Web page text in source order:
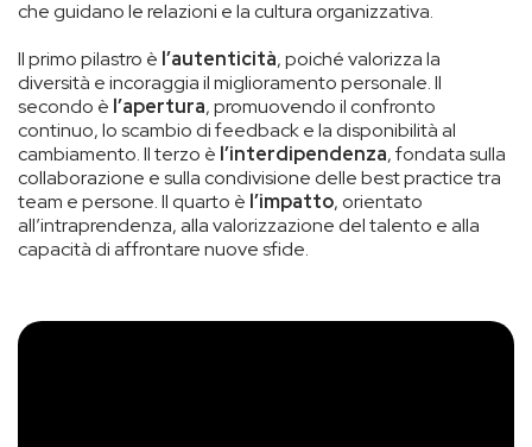
che guidano le relazioni e la cultura organizzativa.
Il primo pilastro è l’autenticità, poiché valorizza la
diversità e incoraggia il miglioramento personale. Il
secondo è l’apertura, promuovendo il confronto
continuo, lo scambio di feedback e la disponibilità al
cambiamento. Il terzo è l’interdipendenza, fondata sulla
collaborazione e sulla condivisione delle best practice tra
team e persone. Il quarto è l’impatto, orientato
all’intraprendenza, alla valorizzazione del talento e alla
capacità di affrontare nuove sfide.